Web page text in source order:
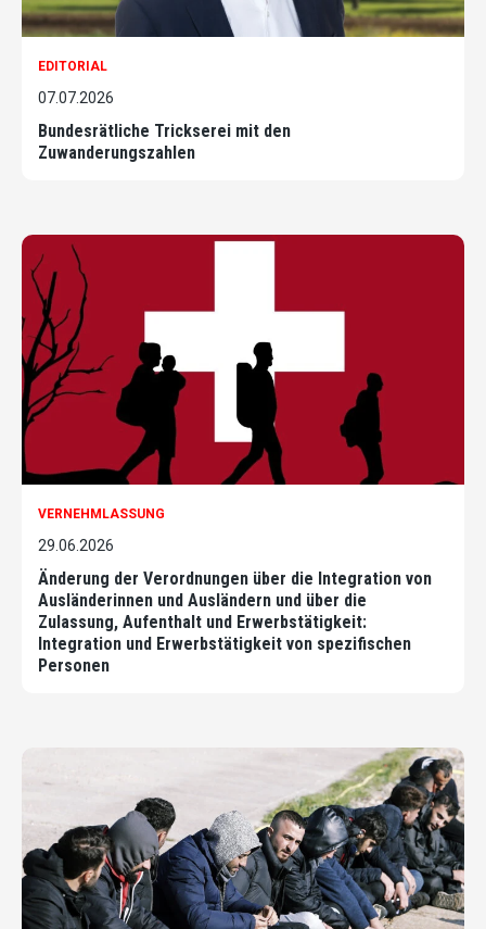
EDITORIAL
07.07.2026
Bundesrätliche Trickserei mit den
Zuwanderungszahlen
VERNEHMLASSUNG
29.06.2026
Änderung der Verordnungen über die Integration von
Ausländerinnen und Ausländern und über die
Zulassung, Aufenthalt und Erwerbstätigkeit:
Integration und Erwerbstätigkeit von spezifischen
Personen